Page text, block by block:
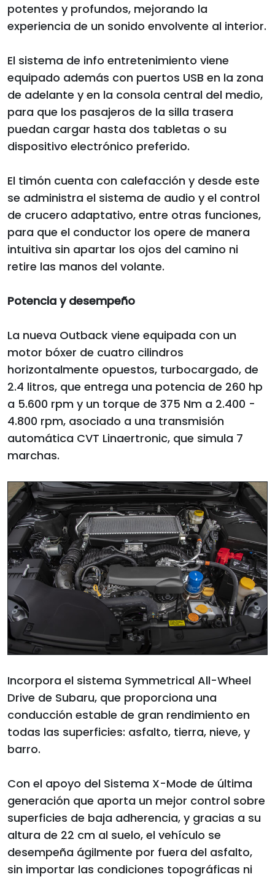
potentes y profundos, mejorando la
experiencia de un sonido envolvente al interior.
El sistema de info entretenimiento viene
equipado además con puertos USB en la zona
de adelante y en la consola central del medio,
para que los pasajeros de la silla trasera
puedan cargar hasta dos tabletas o su
dispositivo electrónico preferido.
El timón cuenta con calefacción y desde este
se administra el sistema de audio y el control
de crucero adaptativo, entre otras funciones,
para que el conductor los opere de manera
intuitiva sin apartar los ojos del camino ni
retire las manos del volante.
Potencia y desempeño
La nueva Outback viene equipada con un
motor bóxer de cuatro cilindros
horizontalmente opuestos, turbocargado, de
2.4 litros, que entrega una potencia de 260 hp
a 5.600 rpm y un torque de 375 Nm a 2.400 -
4.800 rpm, asociado a una transmisión
automática CVT Linaertronic, que simula 7
marchas.
Incorpora el sistema Symmetrical All-Wheel
Drive de Subaru, que proporciona una
conducción estable de gran rendimiento en
todas las superficies: asfalto, tierra, nieve, y
barro.
Con el apoyo del Sistema X-Mode de última
generación que aporta un mejor control sobre
superficies de baja adherencia, y gracias a su
altura de 22 cm al suelo, el vehículo se
desempeña ágilmente por fuera del asfalto,
sin importar las condiciones topográficas ni